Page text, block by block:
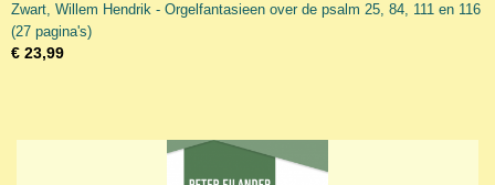
Zwart, Willem Hendrik - Orgelfantasieen over de psalm 25, 84, 111 en 116
(27 pagina's)
€ 23,99